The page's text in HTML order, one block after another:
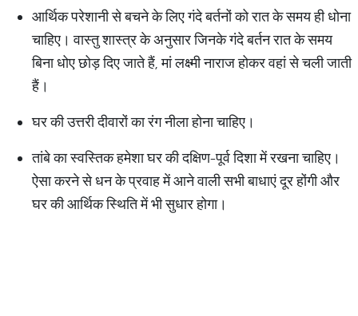
आर्थिक परेशानी से बचने के लिए गंदे बर्तनों को रात के समय ही धोना
चाहिए। वास्तु शास्त्र के अनुसार जिनके गंदे बर्तन रात के समय
बिना धोए छोड़ दिए जाते हैं, मां लक्ष्मी नाराज होकर वहां से चली जाती
हैं।
घर की उत्तरी दीवारों का रंग नीला होना चाहिए।
तांबे का स्वस्तिक हमेशा घर की दक्षिण-पूर्व दिशा में रखना चाहिए।
ऐसा करने से धन के प्रवाह में आने वाली सभी बाधाएं दूर होंगी और
घर की आर्थिक स्थिति में भी सुधार होगा।